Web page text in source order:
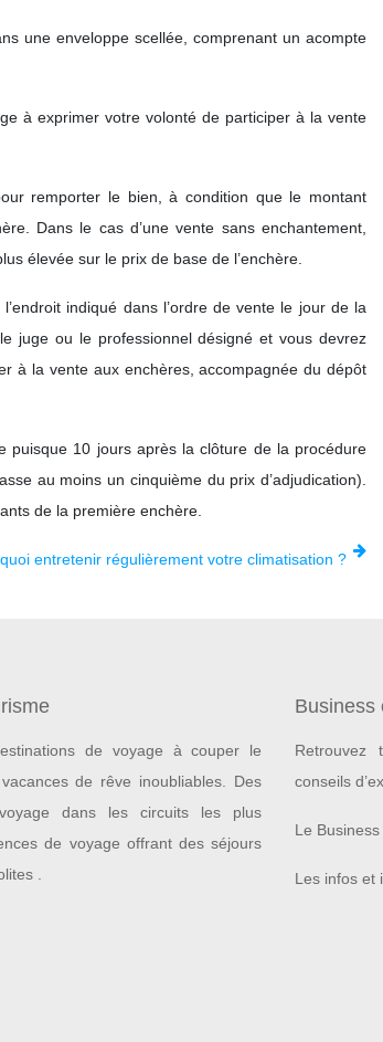
une enveloppe scellée, comprenant un acompte
à exprimer votre volonté de participer à la vente
remporter le bien, à condition que le montant
Dans le cas d’une vente sans enchantement,
élevée sur le prix de base de l’enchère.
indiqué dans l’ordre de vente le jour de la
juge ou le professionnel désigné et vous devrez
à la vente aux enchères, accompagnée du dépôt
puisque 10 jours après la clôture de la procédure
au moins un cinquième du prix d’adjudication).
de la première enchère.
entretenir régulièrement votre climatisation ?
de voyage à couper le
de rêve inoubliables. Des
dans les circuits les plus
de voyage offrant des séjours
.
Business
Retrouvez
conseils
Le
Les infos et